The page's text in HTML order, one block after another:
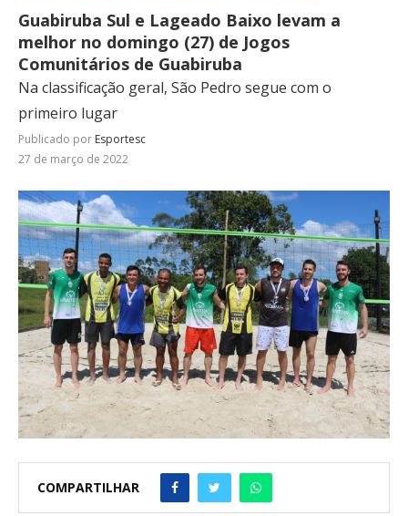
Guabiruba Sul e Lageado Baixo levam a
melhor no domingo (27) de Jogos
Comunitários de Guabiruba
Na classificação geral, São Pedro segue com o
primeiro lugar
Publicado por Esportesc
27 de março de 2022
COMPARTILHAR